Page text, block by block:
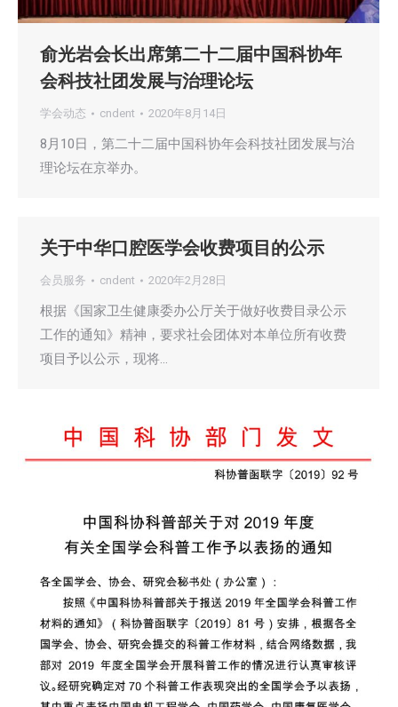
俞光岩会长出席第二十二届中国科协年
会科技社团发展与治理论坛
学会动态 cndent 2020年8月14日
8月10日，第二十二届中国科协年会科技社团发展与治
理论坛在京举办。
关于中华口腔医学会收费项目的公示
会员服务 cndent 2020年2月28日
根据《国家卫生健康委办公厅关于做好收费目录公示
工作的通知》精神，要求社会团体对本单位所有收费
项目予以公示，现将…